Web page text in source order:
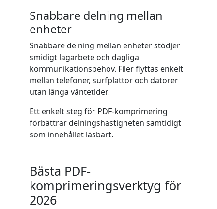
Snabbare delning mellan
enheter
Snabbare delning mellan enheter stödjer
smidigt lagarbete och dagliga
kommunikationsbehov. Filer flyttas enkelt
mellan telefoner, surfplattor och datorer
utan långa väntetider.
Ett enkelt steg för PDF-komprimering
förbättrar delningshastigheten samtidigt
som innehållet läsbart.
Bästa PDF-
komprimeringsverktyg för
2026